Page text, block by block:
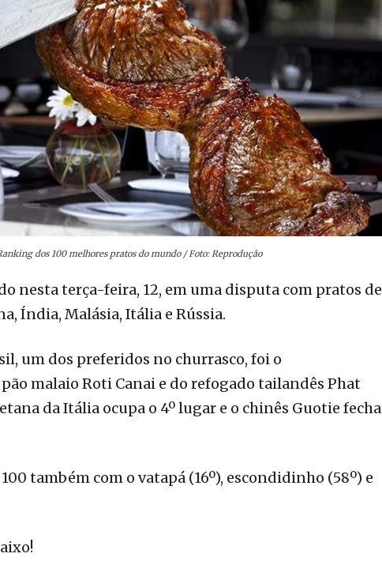
dos 100 melhores pratos do mundo / Foto: Reprodução
nesta terça-feira, 12, em uma disputa com pratos de
Índia, Malásia, Itália e Rússia.
um dos preferidos no churrasco, foi o
malaio Roti Canai e do refogado tailandês Phat
da Itália ocupa o 4º lugar e o chinês Guotie fecha
também com o vatapá (16º), escondidinho (58º) e